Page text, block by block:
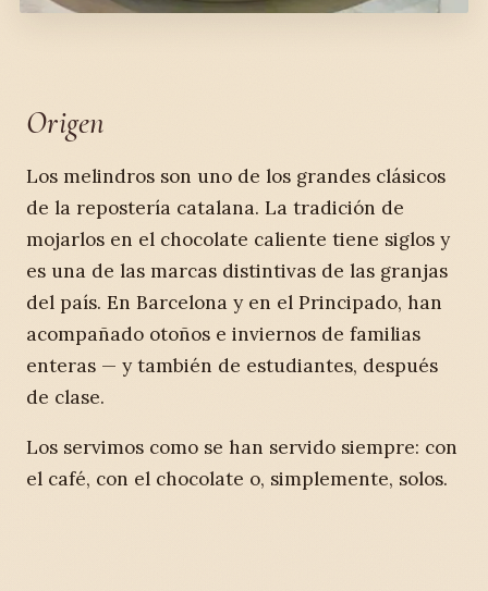
Origen
Los melindros son uno de los grandes clásicos
de la repostería catalana. La tradición de
mojarlos en el chocolate caliente tiene siglos y
es una de las marcas distintivas de las granjas
del país. En Barcelona y en el Principado, han
acompañado otoños e inviernos de familias
enteras — y también de estudiantes, después
de clase.
Los servimos como se han servido siempre: con
el café, con el chocolate o, simplemente, solos.